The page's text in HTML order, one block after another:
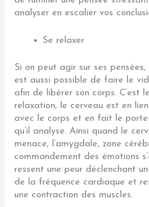
analyser en escalier vos
Se relaxer
Si on peut agir sur ses pensées,
est aussi possible de faire le
afin de libérer son corps. C’est
relaxation, le cerveau est en
avec le corps et en fait le
qu’il analyse. Ainsi quand le
menace, l’amygdale, zone
commandement des émotions
ressent une peur déclenchant
de la fréquence cardiaque et
une contraction des muscles.